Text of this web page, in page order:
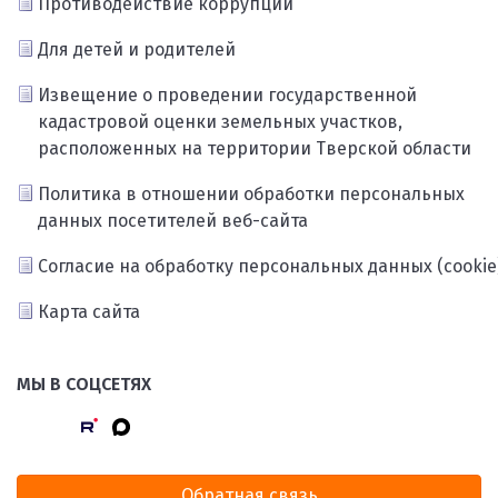
Для детей и родителей
Извещение о проведении государственной
кадастровой оценки земельных участков,
расположенных на территории Тверской области
Политика в отношении обработки персональных
данных посетителей веб-сайта
Согласие на обработку персональных данных
Карта сайта
МЫ В СОЦСЕТЯХ